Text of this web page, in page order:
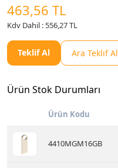
463,56 TL
Kdv Dahil : 556,27 TL
Teklif Al Ara Teklif Al
Ürün Stok Durumları
Ürün Kodu
4410MGM16GB